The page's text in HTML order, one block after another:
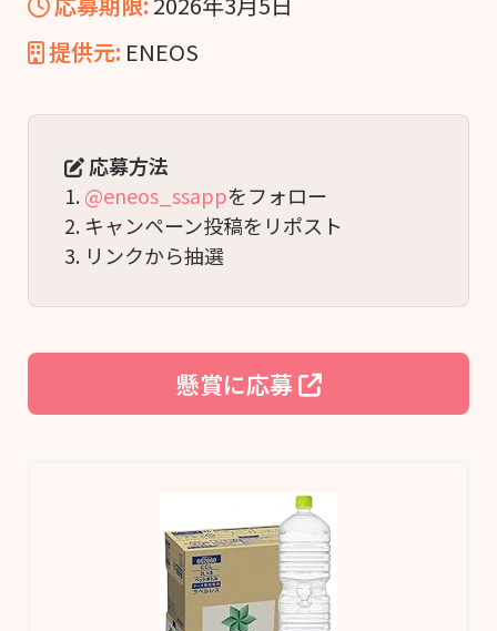
提供元: ENEOS
応募方法
1. @eneos_ssappをフォロー
2. キャンペーン投稿をリポスト
3. リンクから抽選
懸賞に応募